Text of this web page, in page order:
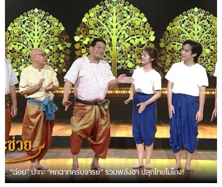
“ฉ่อย” ปะทะ “หกฉากครับจารย์” รวมพลังฮา ปลุกไทยไม่โกง!